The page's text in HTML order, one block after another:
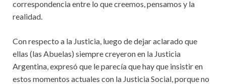
correspondencia entre lo que creemos, pensamos y la
realidad.
Con respecto a la Justicia, luego de dejar aclarado que
ellas (las Abuelas) siempre creyeron en la Justicia
Argentina, expresó que le parecía que hay que insistir en
estos momentos actuales con la Justicia Social, porque no